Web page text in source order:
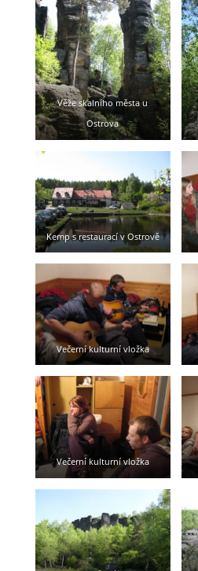
Věže skalního města u
Ostrova
Kemp s restaurací v Ostrově
Večerní kulturní vložka
Večerní kulturní vložka